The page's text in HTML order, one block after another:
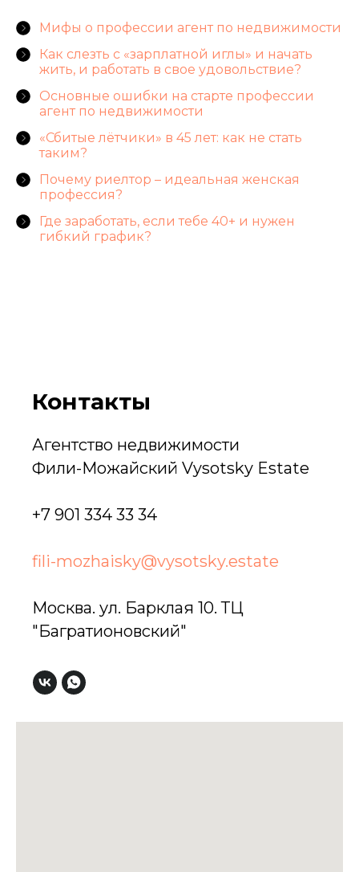
Мифы о профессии агент по недвижимости
Как слезть с «зарплатной иглы» и начать
жить, и работать в свое удовольствие?
Основные ошибки на старте профессии
агент по недвижимости
«Сбитые лётчики» в 45 лет: как не стать
таким?
Почему риелтор – идеальная женская
профессия?
Где заработать, если тебе 40+ и нужен
гибкий график?
Контакты
Агентство недвижимости
Фили-Можайский Vysotsky Estate
+7 901 334 33 34
fili-mozhaisky@vysotsky.estate
Москва. ул. Барклая 10. ТЦ
"Багратионовский"